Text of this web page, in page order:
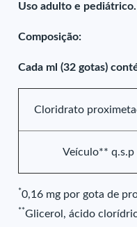
Uso adulto e pediátrico.
Composição:
Cada ml (32 gotas)
Cloridrato
Veículo** q.s.p
*0,16 mg por gota de
**Glicerol, ácido